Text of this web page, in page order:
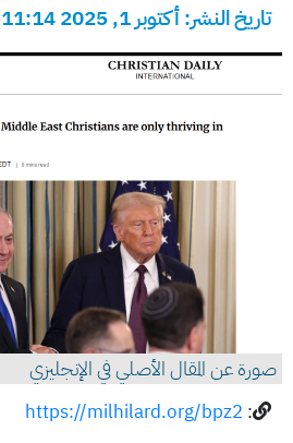
تاريخ النشر: أكتوبر 1, 2025 11:14 ص
صورة عن المقال الأصلي في الإنجليزي
:
https://milhilard.org/bpz2